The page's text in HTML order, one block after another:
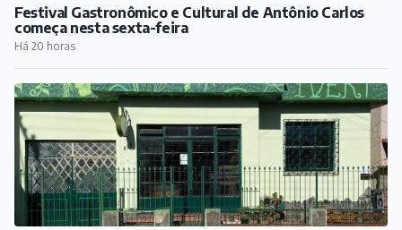
Festival Gastronômico e Cultural de Antônio Carlos
começa nesta sexta-feira
Há 20 horas